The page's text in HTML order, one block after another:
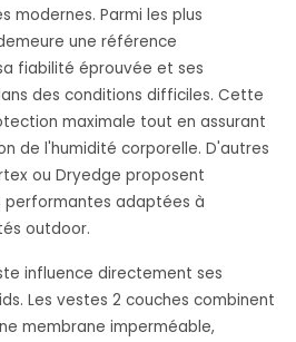
modernes. Parmi les plus
une référence
fiabilité éprouvée et ses
des conditions difficiles. Cette
maximale tout en assurant
de l'humidité corporelle. D'autres
ou Dryedge proposent
performantes adaptées à
outdoor.
influence directement ses
Les vestes 2 couches combinent
membrane imperméable,